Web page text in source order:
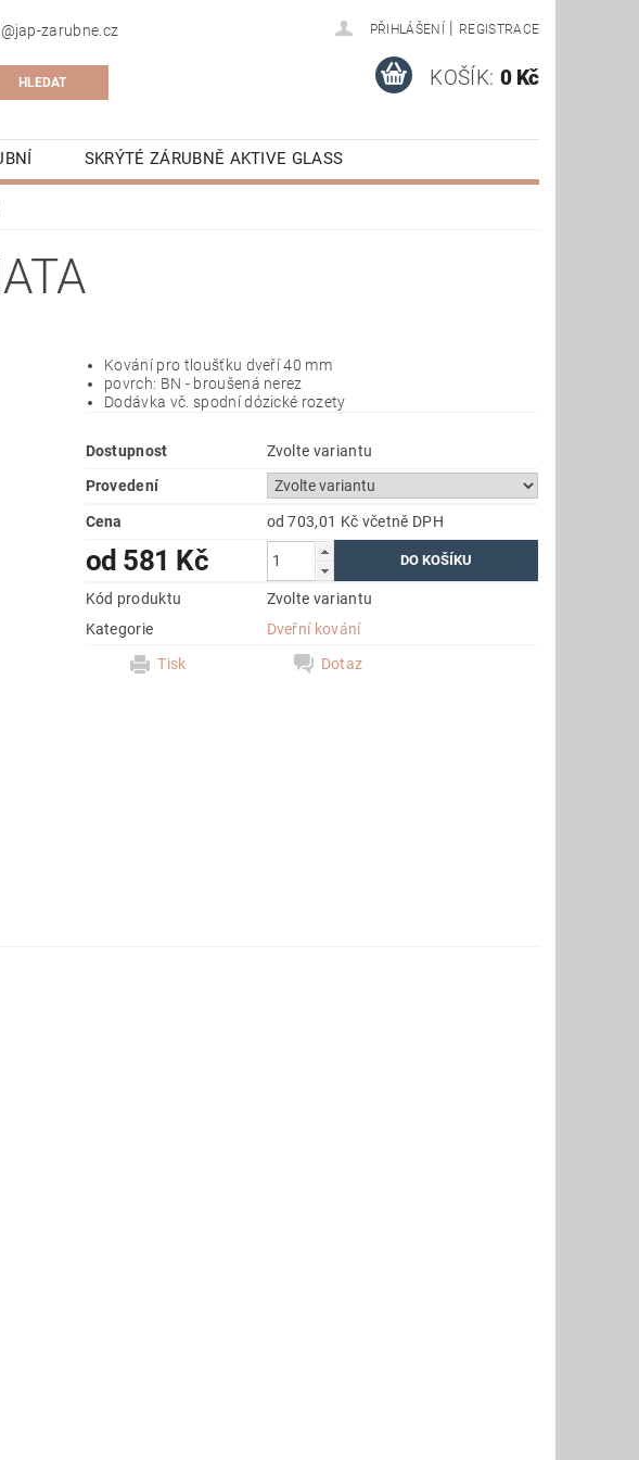
zarubne.cz PŘIHLÁŠENÍ | REGISTRACE
KOŠÍK: 0 Kč
SKRÝTÉ ZÁRUBNĚ AKTIVE GLASS
POUZDRA JAP AKTIVE
Kování pro tloušťku dveří 40 mm
povrch: BN - broušená nerez
Dodávka vč. spodní dózické rozety
Dostupnost
Zvolte variantu
Provedení
Cena od 703,01 Kč včetně DPH
od 581 Kč
Kód produktu
Zvolte variantu
Kategorie
Dveřní kování
Tisk
Dotaz